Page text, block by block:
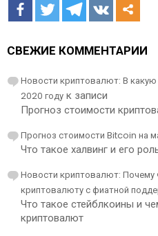
СВЕЖИЕ КОММЕНТАРИИ
Новости криптовалют: В
2020 году к записи
Прогноз стоимости
Прогноз стоимости Bitcoin на
Что такое халвинг и его
Новости криптовалют: Почему
криптовалюту с фиатной
Что такое стейблкоины и
криптовалют